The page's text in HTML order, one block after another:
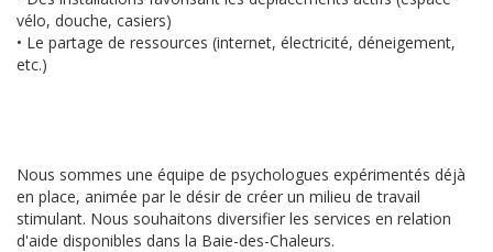
vélo, douche, casiers)
• Le partage de ressources (internet, électricité, déneigement,
etc.)
Nous sommes une équipe de psychologues expérimentés déjà
en place, animée par le désir de créer un milieu de travail
stimulant. Nous souhaitons diversifier les services en relation
d'aide disponibles dans la Baie-des-Chaleurs.